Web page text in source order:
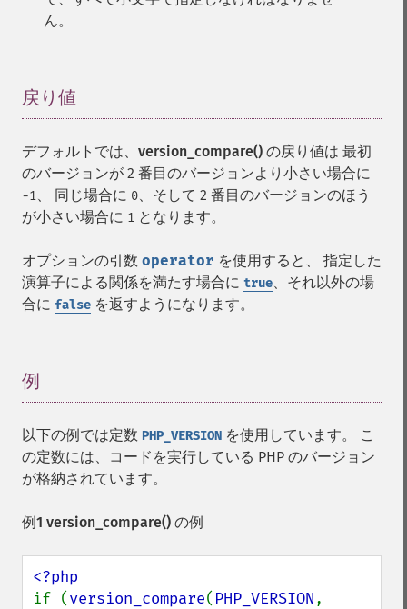
ん。
戻り値
デフォルトでは、 version_compare() の戻り値は 最初
のバージョンが 2 番目のバージョンより小さい場合に
-1、 同じ場合に 0、そして 2 番目のバージョンのほう
が小さい場合に 1 となります。
オプションの引数 operator を使用すると、 指定した
演算子による関係を満たす場合に true、それ以外の場
合に false を返すようになります。
例
以下の例では定数 PHP_VERSION を使用しています。 こ
の定数には、コードを実行している PHP のバージョン
が格納されています。
例1 version_compare() の例
if (version_compare( PHP_VERSION